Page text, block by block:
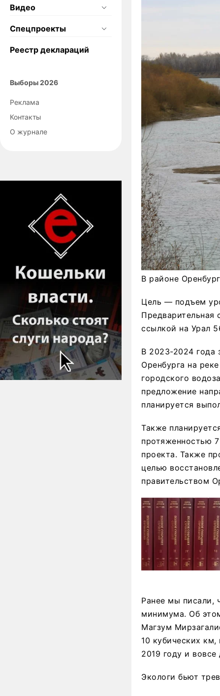
Видео
Спецпроекты
Реестр деклараций
Выборы 2026
Реклама
Контакты
О журнале
В районе
Цель — подъем
Предварительная
ссылкой на Урал
В 2023-2024 года
Оренбурга на
городского
предложение
планируется
Также
протяженностью
проекта. Также
целью
правительством
Ранее мы писали,
минимума. Об
Магзум
10 кубических
2019 году и
Экологи бьют